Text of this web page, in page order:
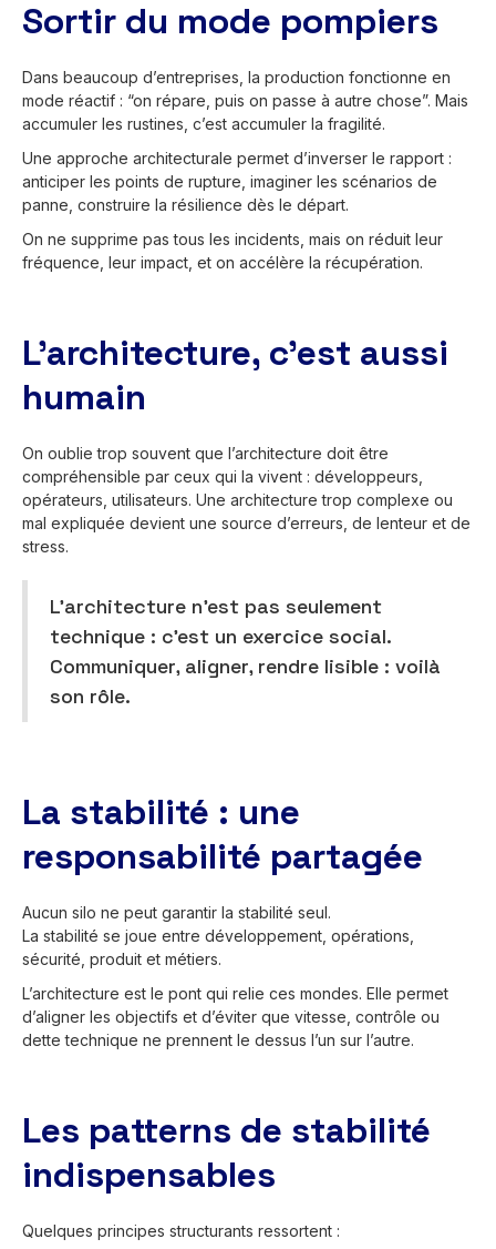
Sortir du mode pompiers
Dans beaucoup d’entreprises, la production fonctionne en
mode réactif : “on répare, puis on passe à autre chose”. Mais
accumuler les rustines, c’est accumuler la fragilité.
Une approche architecturale permet d’inverser le rapport :
anticiper les points de rupture, imaginer les scénarios de
panne, construire la résilience dès le départ.
On ne supprime pas tous les incidents, mais on réduit leur
fréquence, leur impact, et on accélère la récupération.
L’architecture, c’est aussi
humain
On oublie trop souvent que l’architecture doit être
compréhensible par ceux qui la vivent : développeurs,
opérateurs, utilisateurs. Une architecture trop complexe ou
mal expliquée devient une source d’erreurs, de lenteur et de
stress.
L’architecture n’est pas seulement
technique : c’est un exercice social.
Communiquer, aligner, rendre lisible : voilà
son rôle.
La stabilité : une
responsabilité partagée
Aucun silo ne peut garantir la stabilité seul.
La stabilité se joue entre développement, opérations,
sécurité, produit et métiers.
L’architecture est le pont qui relie ces mondes. Elle permet
d’aligner les objectifs et d’éviter que vitesse, contrôle ou
dette technique ne prennent le dessus l’un sur l’autre.
Les patterns de stabilité
indispensables
Quelques principes structurants ressortent :